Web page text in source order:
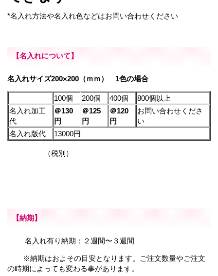
*名入れ方法や名入れ色などはお問い合わせください
【名入れについて】
名入れサイズ200×200（ｍｍ） 1色の場合
100個 200個 400個
800個以上
名入れ加工
代
＠130
円
＠125
円
＠120
円
お問い合わせくださ
い
名入れ版代
13000円
（税別）
【納期】
名入れ有り納期：２週間〜３週間
※納期はおよその目安となります。ご注文数量やご注文
の時期によっても変わる事があります。